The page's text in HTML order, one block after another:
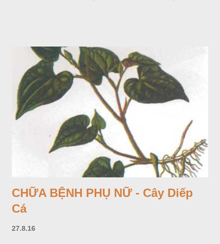
CHỮA BỆNH PHỤ NỮ - Cây Diếp
Cá
27.8.16